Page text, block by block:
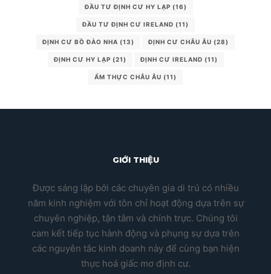
ĐẦU TƯ ĐỊNH CƯ HY LẠP (16)
ĐẦU TƯ ĐỊNH CƯ IRELAND (11)
ĐỊNH CƯ BỒ ĐÀO NHA (13) ĐỊNH CƯ CHÂU ÂU (28)
ĐỊNH CƯ HY LẠP (21) ĐỊNH CƯ IRELAND (11)
ẨM THỰC CHÂU ÂU (11)
GIỚI THIỆU
Được sáng lập bởi các chuyên gia di trú có nhiều
năm kinh nghiệm với tôn chỉ hoạt động dựa trên sự
chuyên nghiệp, tận tâm và chính trực. Chúng tôi
cam kết tiếp tục hành động và phụng sự dựa trên
các nguyên tắc kinh doanh này để cùng bạn hiện
thực hoá giấc mơ định cư.